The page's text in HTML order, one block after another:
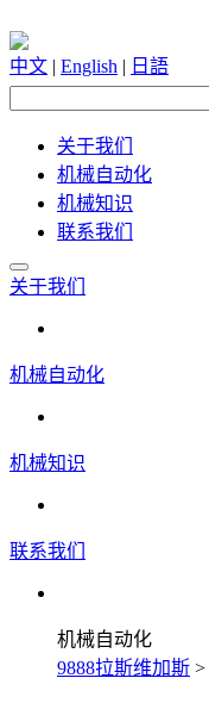
中文 | English | 日語
关于我们
机械自动化
机械知识
联系我们
关于我们
机械自动化
机械知识
联系我们
机械自动化
9888拉斯维加斯 >